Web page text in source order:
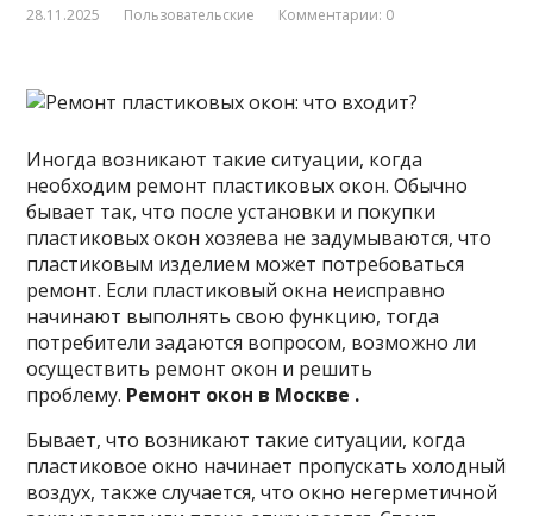
28.11.2025 Пользовательские Комментарии: 0
Иногда возникают такие ситуации, когда
необходим ремонт пластиковых окон. Обычно
бывает так, что после установки и покупки
пластиковых окон хозяева не задумываются, что
пластиковым изделием может потребоваться
ремонт. Если пластиковый окна неисправно
начинают выполнять свою функцию, тогда
потребители задаются вопросом, возможно ли
осуществить ремонт окон и решить
проблему. Ремонт окон в Москве .
Бывает, что возникают такие ситуации, когда
пластиковое окно начинает пропускать холодный
воздух, также случается, что окно негерметичной